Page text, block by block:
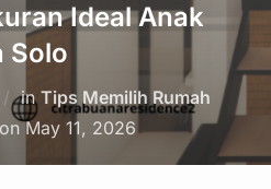
Ideal Anak
Solo
inTips Memilih Rumah
onPosted
May 11, 2026